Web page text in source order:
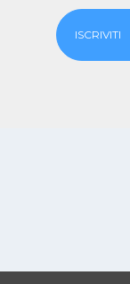
ISCRIVITI